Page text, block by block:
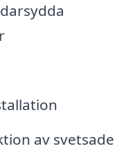
av svetsade